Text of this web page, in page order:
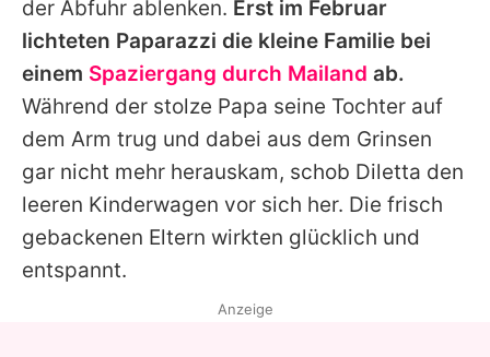
der Abfuhr ablenken. Erst im Februar
lichteten Paparazzi die kleine Familie bei
einem Spaziergang durch Mailand ab.
Während der stolze Papa seine Tochter auf
dem Arm trug und dabei aus dem Grinsen
gar nicht mehr herauskam, schob Diletta den
leeren Kinderwagen vor sich her. Die frisch
gebackenen Eltern wirkten glücklich und
entspannt.
Anzeige